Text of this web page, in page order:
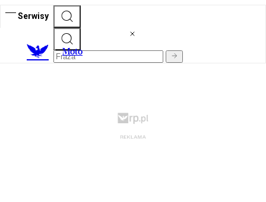
Serwisy
Moto